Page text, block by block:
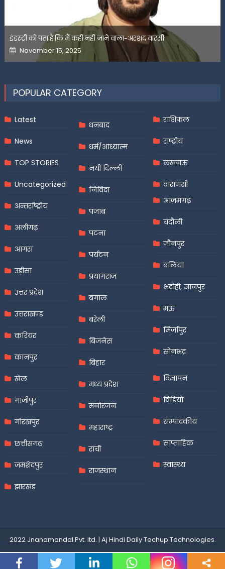
इंडस्ट्री को पता है कि मैं कहीं नहीं जाने वाला-अरशद वारसी
Posted
on
November 15, 2025
POPULAR CATEGORY
Latest
News
TOP STORIES
Uncategorized
अन्तर्राष्ट्रीय
अलीगढ़
आगरा
उड़ीसा
उत्तर प्रदेश
उत्तराखण्ड
करियर
कानपुर
खेल
गाजीपुर
गोरखपुर
छत्तीसगढ़
जमशेदपुर
झारखंड
धनबाद
धर्म/आध्यात्म
नयी दिल्ली
निविदा
पंजाब
पटना
पर्यटन
प्रयागराज
बंगाल
बरेली
बिजनेस
बिहार
मध्य प्रदेश
मनोरंजन
महाराष्ट्र
रांची
राजस्थान
राशिफल
राष्ट्रीय
लखनऊ
वाराणसी
आज़मगढ़
चंदौली
जौनपुर
बलिया
भदोही, ज्ञानपुर
मऊ
मिर्जापुर
सोनभद्र
विज्ञापन
विडियो
सम्पादकीय
साप्ताहिक
स्वास्थ्य
2022 Jnanamandal Pvt. ltd. | Aj Hindi DailyTechup Technologies.